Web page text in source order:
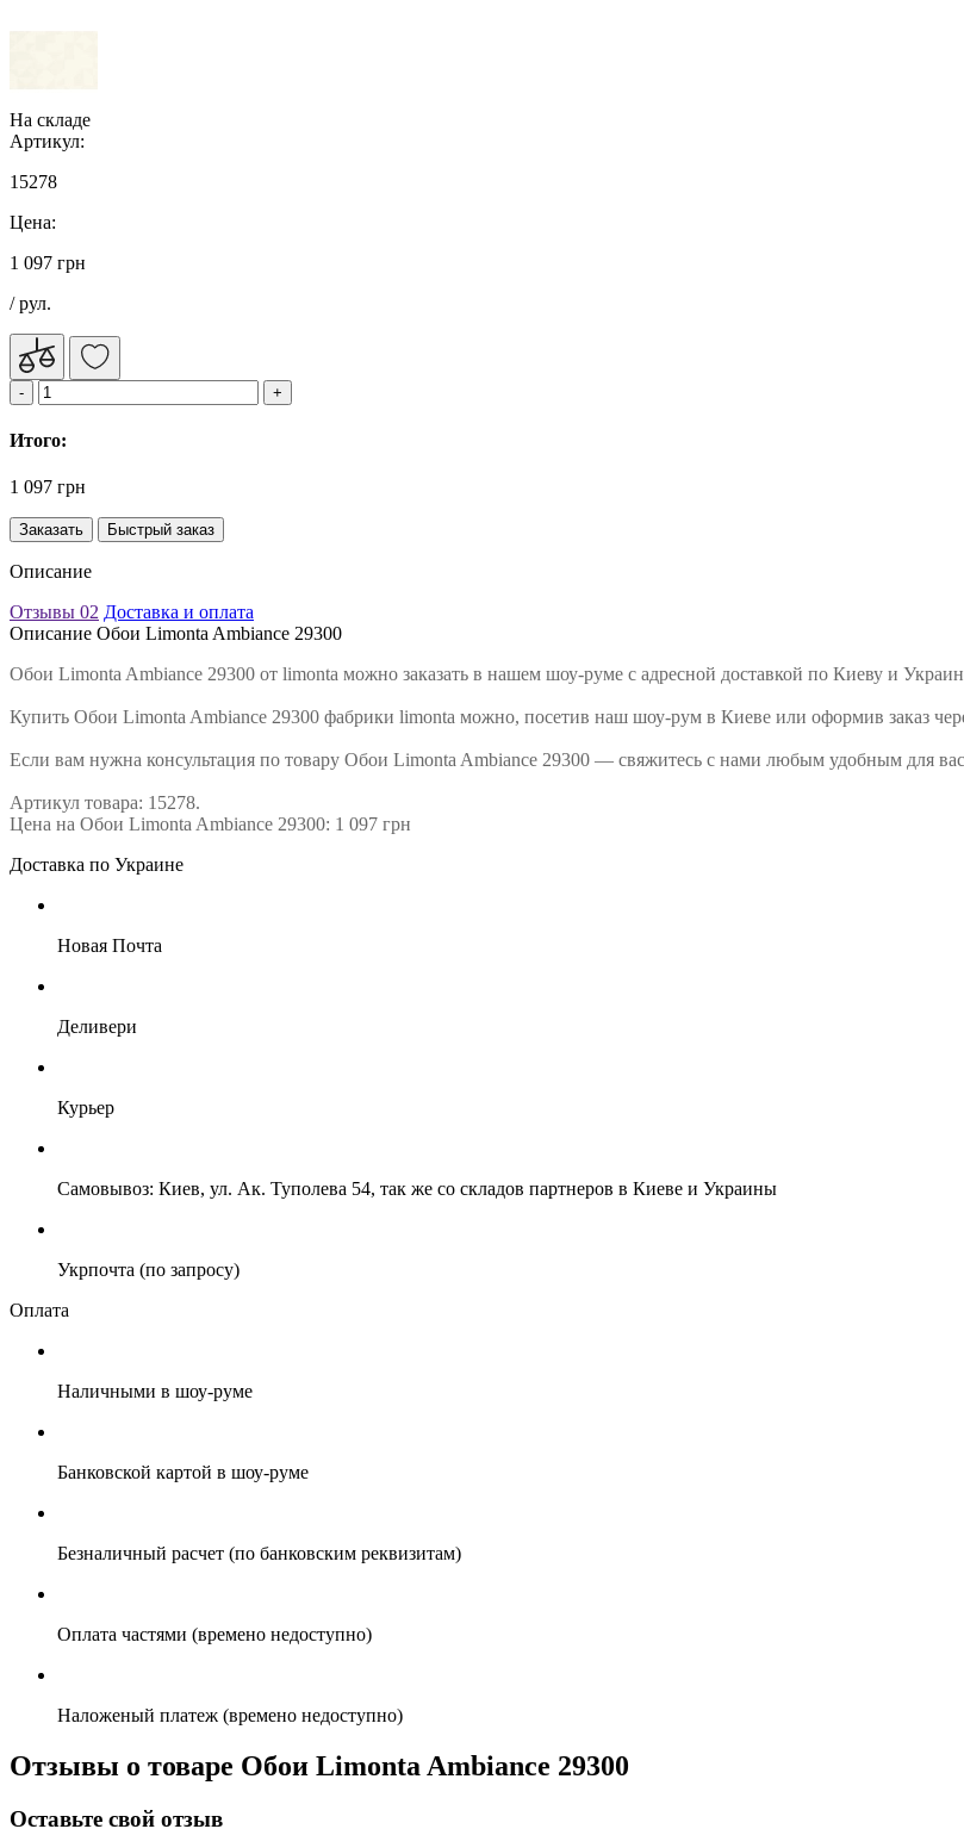
На складе
Артикул:
15278
Цена:
1 097 грн
/ рул.
Итого:
1 097 грн
Заказать Быстрый заказ
Описание
Отзывы 02 Доставка и оплата
Описание Обои Limonta Ambiance 29300
Обои Limonta Ambiance 29300 от limonta можно заказать в нашем шоу-руме с адресной доставкой по Киеву и
Купить Обои Limonta Ambiance 29300 фабрики limonta можно, посетив наш шоу-рум в Киеве или оформив заказ
Если вам нужна консультация по товару Обои Limonta Ambiance 29300 — свяжитесь с нами любым удобным для
Артикул товара: 15278.
Цена на Обои Limonta Ambiance 29300: 1 097 грн
Доставка по Украине
Новая Почта
Деливери
Курьер
Самовывоз: Киев, ул. Ак. Туполева 54, так же со складов партнеров в Киеве и Украины
Укрпочта (по запросу)
Оплата
Наличными в шоу-руме
Банковской картой в шоу-руме
Безналичный расчет (по банковским реквизитам)
Оплата частями (времено недоступно)
Наложеный платеж (времено недоступно)
Отзывы о товаре Обои Limonta Ambiance 29300
Оставьте свой отзыв